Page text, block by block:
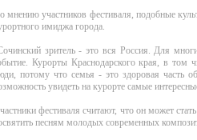
мнению участников фестиваля, подобные
имиджа города.
зритель - это вся Россия. Для
Курорты Краснодарского края, в том
потому что семья - это здоровая часть
увидеть на курорте самые
фестиваля считают, что он может
песням молодых современных